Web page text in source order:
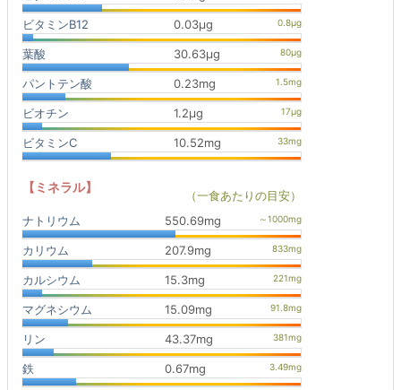
ビタミンB12 0.03μg
葉酸 30.63μg
パントテン酸 0.23mg
ビオチン 1.2μg
ビタミンC 10.52mg
【ミネラル】
（一食あたりの目安）
ナトリウム
550.69mg
カリウム 207.9mg
カルシウム 15.3mg
マグネシウム 15.09mg
リン 43.37mg
鉄 0.67mg